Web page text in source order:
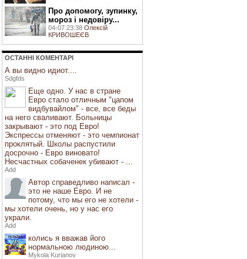
Про допомогу, зупинку,
мороз і недовіру...
04-07 23:38 Олексій
КРИВОШЕЄВ
ОСТАННI КОМЕНТАРI
А вы видно идиот....
Sdgfds
Еще одно. У нас в стране
Евро стало отличным "цапом
видбувайлом" - все, все беды
на него сваливают. Больницы
закрывают - это под Евро!
Экспрессы отменяют - это чемпионат
проклятый. Школы распустили
досрочно - Евро виновато!
Несчастных собаченек убивают - ...
Add
Автор справедливо написал -
это не наше Евро. И не
потому, что мы его не хотели -
мы хотели очень, но у нас его
украли.
Add
колись я вважав його
нормальною людиною...
Mykola Kurianov